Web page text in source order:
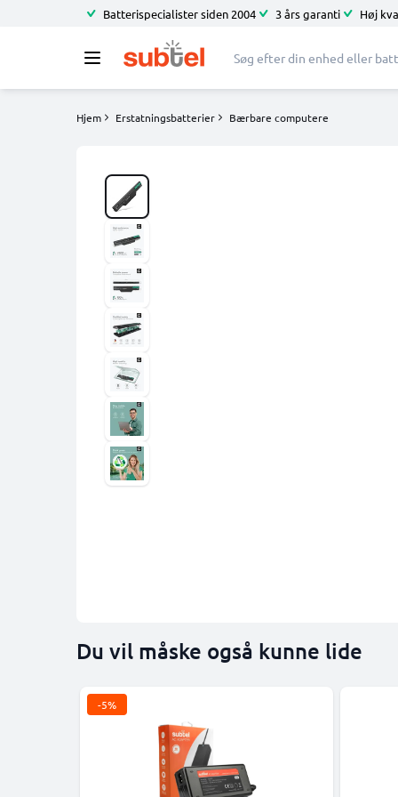
Batterispecialister siden 2004 3 års garanti Høj
Hjem Erstatningsbatterier Bærbare computere
Du vil måske også kunne lide
-5%